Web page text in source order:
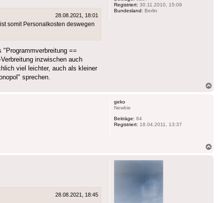
Registriert: 30.11.2010, 15:09
Bundesland: Berlin
28.08.2021, 18:01
somit Personalkosten deswegen
==
inzwischen auch
viel leichter, auch als kleiner
sprechen.
geko
Newbie
Beiträge: 64
Registriert: 18.04.2011, 13:37
28.08.2021, 18:45